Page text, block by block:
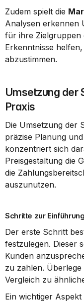
Zudem spielt die
Analysen erkennen
für ihre Zielgruppen
Erkenntnisse
abzustimmen.
Umsetzung der
Praxis
Die Umsetzung der
präzise Planung
konzentriert sich
Preisgestaltung die
die
auszunutzen.
Schritte zur
Der erste Schritt
festzulegen. Dieser
Kunden
zu zahlen.
Vergleich zu
Ein wichtiger Aspekt